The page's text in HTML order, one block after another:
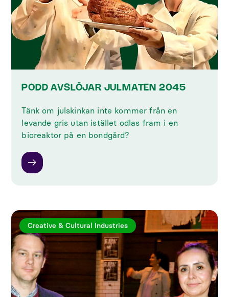
PODD AVSLÖJAR JULMATEN 2045
Tänk om julskinkan inte kommer från en
levande gris utan istället odlas fram i en
bioreaktor på en bondgård?
Creative & Cultural Industries